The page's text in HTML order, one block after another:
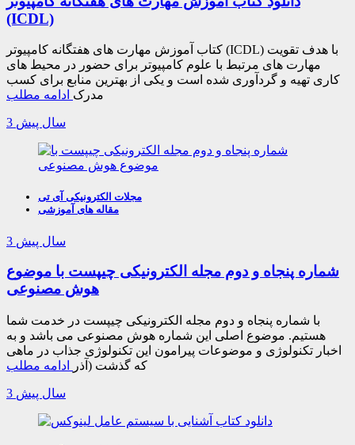
(ICDL)
کتاب آموزش مهارت های هفتگانه کامپیوتر (ICDL) با هدف تقویت
مهارت های مرتبط با علوم کامپیوتر برای حضور در محیط های
کاری تهیه و گردآوری شده است و یکی از بهترین منابع برای کسب
مدرک ادامه مطلب
3 سال پیش
مجلات الکترونیکی آی تی
مقاله های آموزشی
3 سال پیش
شماره پنجاه و دوم مجله الکترونیکی چیپست با موضوع
هوش مصنوعی
با شماره پنجاه و دوم مجله الکترونیکی چیپست در خدمت شما
هستیم. موضوع اصلی این شماره هوش مصنوعی می باشد و به
اخبار تکنولوژی و موضوعات پیرامون این تکنولوژی جذاب در ماهی
که گذشت (آذر
ادامه مطلب
3 سال پیش